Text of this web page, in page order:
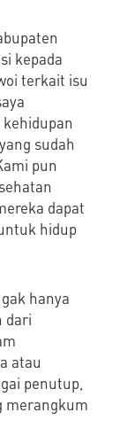
kepada
terkait isu
sudah
pun
dapat
hidup
hanya
dari
atau
penutup,
merangkum